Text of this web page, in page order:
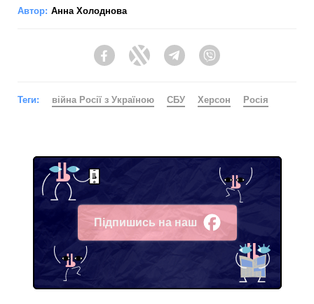
Автор: Анна Холоднова
FacebookTwitter Telegram
Теги: війна Росії з Україною СБУ Херсон Росія
Підпишись на наш
Facebook